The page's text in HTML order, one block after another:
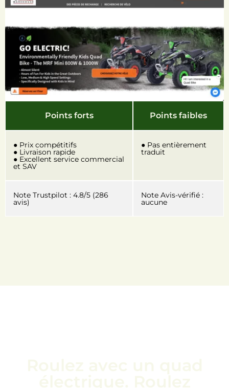
Points forts Points faibles
● Prix compétitifs
● Livraison rapide
● Excellent service commercial
et SAV
● Pas entièrement
traduit
Note Trustpilot : 4.8/5 (286
avis)
Note Avis-vérifié :
aucune